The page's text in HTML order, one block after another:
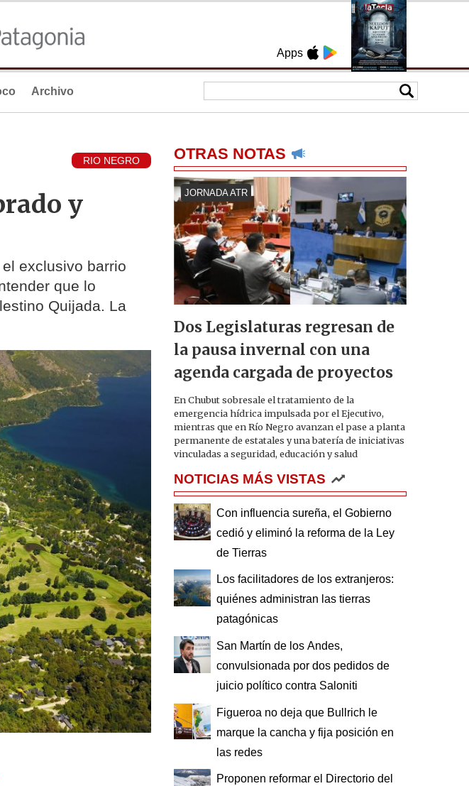
Apps
Archivo
RIO NEGRO
y
exclusivo barrio
que lo
Quijada. La
OTRAS NOTAS
JORNADA ATR
Dos Legislaturas regresan de
la pausa invernal con una
agenda cargada de proyectos
En Chubut sobresale el tratamiento de la
emergencia hídrica impulsada por el Ejecutivo,
mientras que en Río Negro avanzan el pase a planta
permanente de estatales y una batería de iniciativas
vinculadas a seguridad, educación y salud
NOTICIAS MÁS VISTAS
Con influencia sureña, el Gobierno
cedió y eliminó la reforma de la Ley
de Tierras
Los facilitadores de los extranjeros:
quiénes administran las tierras
patagónicas
San Martín de los Andes,
convulsionada por dos pedidos de
juicio político contra Saloniti
Figueroa no deja que Bullrich le
marque la cancha y fija posición en
las redes
Proponen reformar el Directorio del